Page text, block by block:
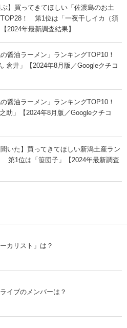
ぶ】買ってきてほしい「佐渡島のお土
！ 第1位は「一夜干しイカ（須
2024年最新調査結果】
の醤油ラーメン」ランキングTOP10！
倉井」【2024年8月版／Googleクチコ
の醤油ラーメン」ランキングTOP10！
助」【2024年8月版／Googleクチコ
聞いた】買ってきてほしい新潟土産ラン
第1位は「笹団子」【2024年最新調査
カリスト」は？
イブのメンバーは？